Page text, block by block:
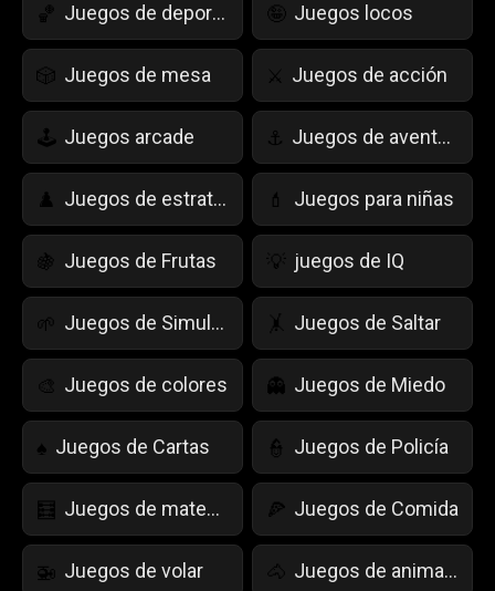
🏀 Juegos de deportes 🤪 Juegos locos
🎲 Juegos de mesa ⚔️ Juegos de acción
🕹️ Juegos arcade ⚓ Juegos de aventuras
♟️ Juegos de estrategia 💄 Juegos para niñas
🍇 Juegos de Frutas 💡 juegos de IQ
🌱 Juegos de Simulación de Vida 🤸 Juegos de Saltar
🎨 Juegos de colores 👻 Juegos de Miedo
♠️ Juegos de Cartas 👮 Juegos de Policía
🧮 Juegos de matemáticas 🍕 Juegos de Comida
🚁 Juegos de volar 🐴 Juegos de animales